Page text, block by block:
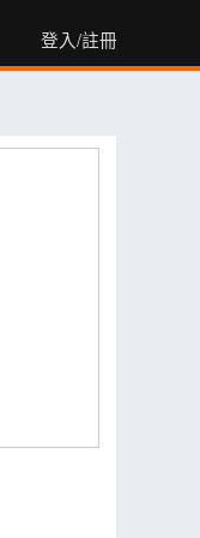
登入/註冊